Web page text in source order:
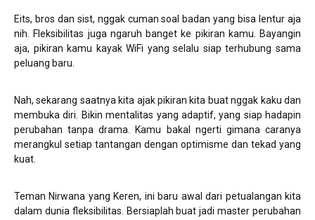
Eits, bros dan sist, nggak cuman soal badan yang bisa lentur aja
nih. Fleksibilitas juga ngaruh banget ke pikiran kamu. Bayangin
aja, pikiran kamu kayak WiFi yang selalu siap terhubung sama
peluang baru.
Nah, sekarang saatnya kita ajak pikiran kita buat nggak kaku dan
membuka diri. Bikin mentalitas yang adaptif, yang siap hadapin
perubahan tanpa drama. Kamu bakal ngerti gimana caranya
merangkul setiap tantangan dengan optimisme dan tekad yang
kuat.
Teman Nirwana yang Keren, ini baru awal dari petualangan kita
dalam dunia fleksibilitas. Bersiaplah buat jadi master perubahan